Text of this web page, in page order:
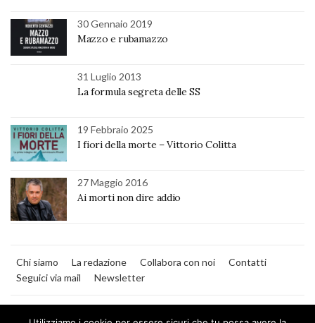
30 Gennaio 2019
Mazzo e rubamazzo
31 Luglio 2013
La formula segreta delle SS
19 Febbraio 2025
I fiori della morte – Vittorio Colitta
27 Maggio 2016
Ai morti non dire addio
Chi siamo La redazione Collabora con noi
Contatti
Seguici via mail
Newsletter